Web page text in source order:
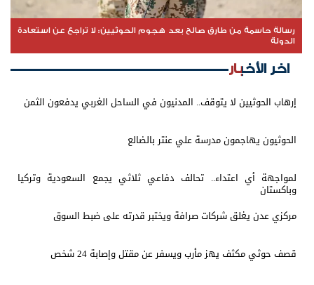
رسالة حاسمة من طارق صالح بعد هجوم الحوثيين: لا تراجع عن استعادة
الدولة
اخر الأخبار
إرهاب الحوثيين لا يتوقف.. المدنيون في الساحل الغربي يدفعون الثمن
الحوثيون يهاجمون مدرسة علي عنتر بالضالع
لمواجهة أي اعتداء.. تحالف دفاعي ثلاثي يجمع السعودية وتركيا
وباكستان
مركزي عدن يغلق شركات صرافة ويختبر قدرته على ضبط السوق
قصف حوثي مكثف يهز مأرب ويسفر عن مقتل وإصابة 24 شخص